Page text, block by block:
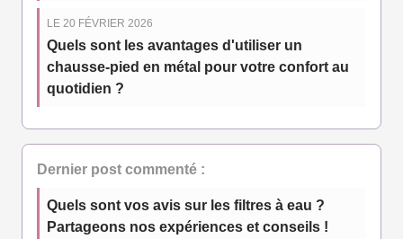
LE 20 FÉVRIER 2026
Quels sont les avantages d'utiliser un
chausse-pied en métal pour votre confort au
quotidien ?
Dernier post commenté :
Quels sont vos avis sur les filtres à eau ?
Partageons nos expériences et conseils !